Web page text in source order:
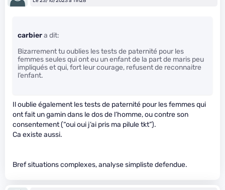
carbiera dit:
Bizarrement tu oublies les tests de paternité pour les
femmes seules qui ont eu un enfant de la part de maris peu
impliqués et qui, fort leur courage, refusent de reconnaitre
l’enfant.
Il oublie également les tests de paternité pour les femmes qui
ont fait un gamin dans le dos de l’homme, ou contre son
consentement (“oui oui j’ai pris ma pilule tkt”).
Ca existe aussi.
Bref situations complexes, analyse simpliste defendue.